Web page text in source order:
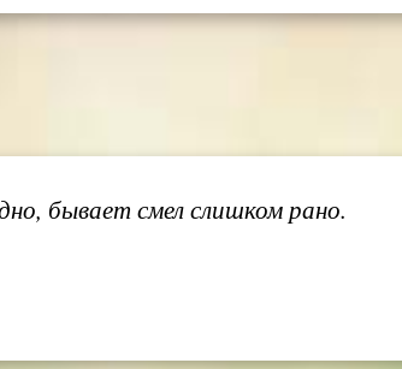
бывает смел слишком рано.